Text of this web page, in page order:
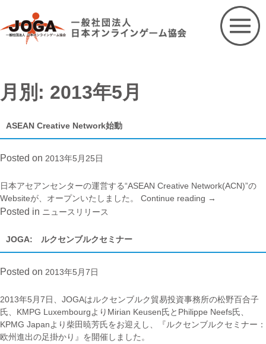
content
月別: 2013年5月
ASEAN Creative Network始動
Posted on 2013年5月25日
日本アセアンセンターの運営する“ASEAN Creative Network(ACN)”の
Websiteが、オープンいたしました。 Continue reading “ASEAN
→
Posted in ニュースリリース
JOGA: ルクセンブルクセミナー
Posted on 2013年5月7日
2013年5月7日、JOGAはルクセンブルク貿易投資事務所の松野百合子
氏、KMPG LuxembourgよりMirian Keusen氏とPhilippe Neefs氏、
KPMG Japanより柴田暁芳氏をお迎えし、『ルクセンブルクセミナー：
欧州進出の足掛かり』を開催しました。